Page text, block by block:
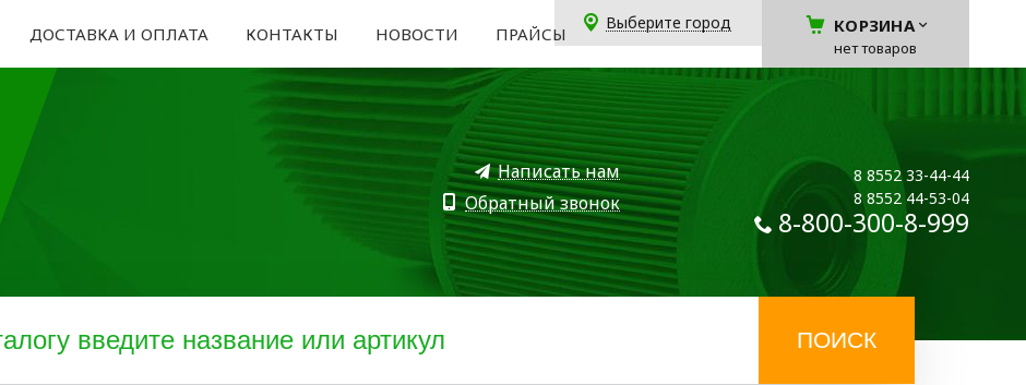
ДОСТАВКА И ОПЛАТА КОНТАКТЫ НОВОСТИ ПРАЙСЫ
Выберите город КОРЗИНА
нет товаров
Написать нам
Обратный звонок
8 8552 33-44-44
8 8552 44-53-04
8-800-300-8-999